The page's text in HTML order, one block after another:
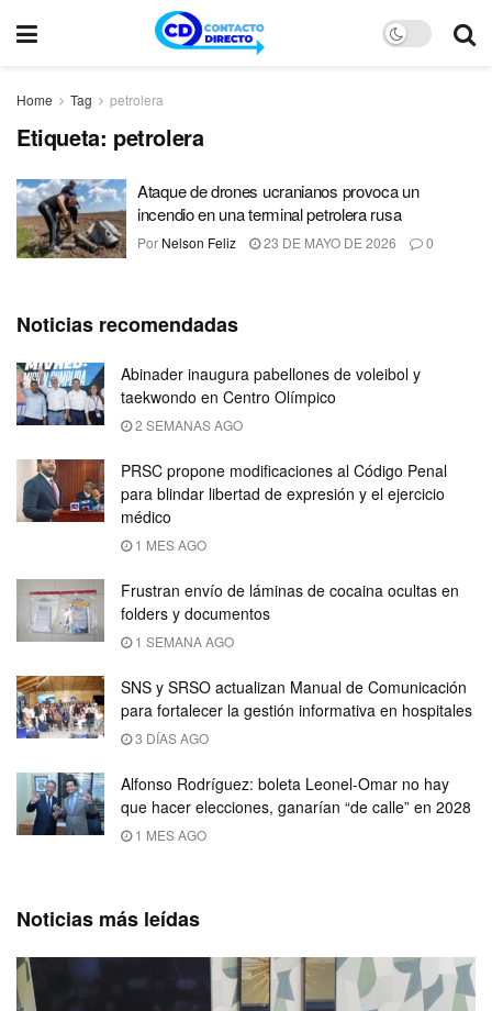
Home Tag petrolera
Etiqueta: petrolera
Ataque de drones ucranianos provoca un
incendio en una terminal petrolera rusa
Por Nelson Feliz 23 DE MAYO DE 2026 0
Noticias recomendadas
Abinader inaugura pabellones de voleibol y
taekwondo en Centro Olímpico
2 SEMANAS AGO
PRSC propone modificaciones al Código Penal
para blindar libertad de expresión y el ejercicio
médico
1 MES AGO
Frustran envío de láminas de cocaina ocultas en
folders y documentos
1 SEMANA AGO
SNS y SRSO actualizan Manual de Comunicación
para fortalecer la gestión informativa en hospitales
3 DÍAS AGO
Alfonso Rodríguez: boleta Leonel-Omar no hay
que hacer elecciones, ganarían “de calle” en 2028
1 MES AGO
Noticias más leídas